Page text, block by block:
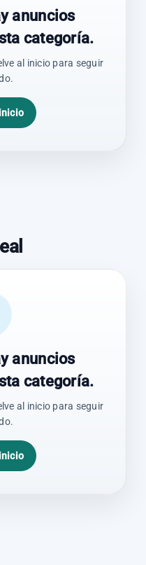
anuncios
categoría.
al inicio para seguir
anuncios
categoría.
al inicio para seguir